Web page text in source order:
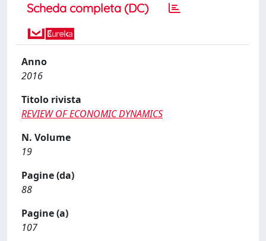
Scheda completa (DC)
Anno
2016
Titolo rivista
REVIEW OF ECONOMIC DYNAMICS
N. Volume
19
Pagine (da)
88
Pagine (a)
107